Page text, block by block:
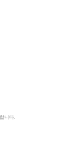
니다.